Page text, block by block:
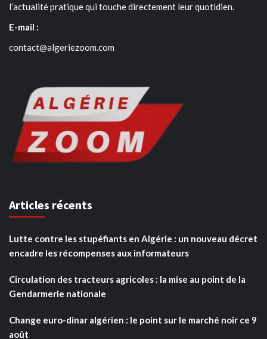
l’actualité pratique qui touche directement leur quotidien.
E-mail :
contact@algeriezoom.com
Articles récents
Lutte contre les stupéfiants en Algérie : un nouveau décret
encadre les récompenses aux informateurs
Circulation des tracteurs agricoles : la mise au point de la
Gendarmerie nationale
Change euro-dinar algérien : le point sur le marché noir ce 9
août